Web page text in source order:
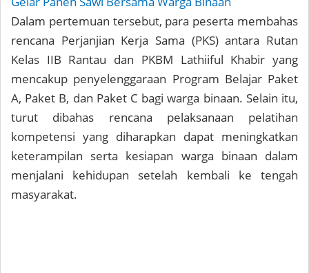
Dalam pertemuan tersebut, para peserta membahas
rencana Perjanjian Kerja Sama (PKS) antara Rutan
Kelas IIB Rantau dan PKBM Lathiiful Khabir yang
mencakup penyelenggaraan Program Belajar Paket
A, Paket B, dan Paket C bagi warga binaan. Selain itu,
turut dibahas rencana pelaksanaan pelatihan
kompetensi yang diharapkan dapat meningkatkan
keterampilan serta kesiapan warga binaan dalam
menjalani kehidupan setelah kembali ke tengah
masyarakat.